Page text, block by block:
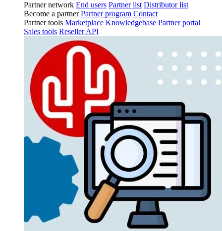
Partner network End users Partner list Distributor list
Become a partner Partner program Contact
Partner tools Marketplace Knowledgebase Partner portal
Sales tools Reseller API